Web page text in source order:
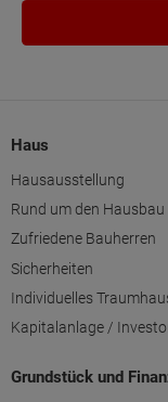
Haus
Hausausstellung
Rund um den Hausbau
Zufriedene Bauherren
Sicherheiten
Individuelles
Kapitalanlage /
Grundstück und